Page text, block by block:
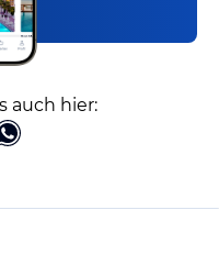
auch hier: